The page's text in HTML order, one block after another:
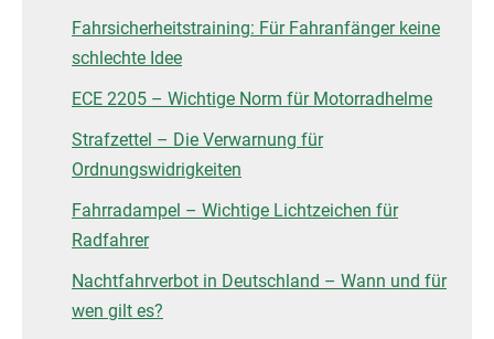
Fahrsicherheitstraining: Für Fahranfänger keine
schlechte Idee
ECE 2205 – Wichtige Norm für Motorradhelme
Strafzettel – Die Verwarnung für
Ordnungswidrigkeiten
Fahrradampel – Wichtige Lichtzeichen für
Radfahrer
Nachtfahrverbot in Deutschland – Wann und für
wen gilt es?